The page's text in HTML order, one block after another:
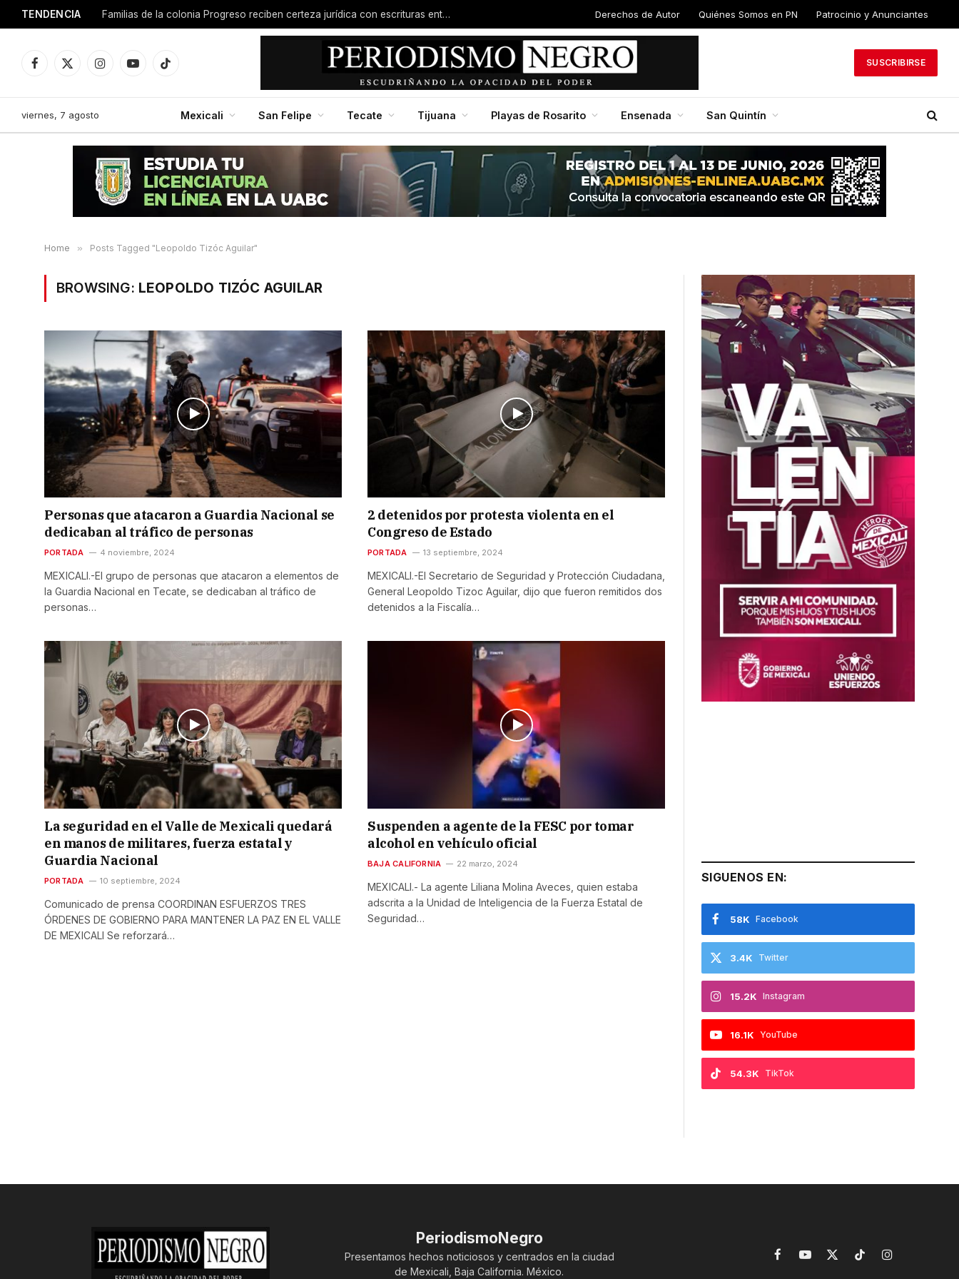
TENDENCIA Familias de la colonia Progreso reciben certeza jurídica con escrituras entregadas por Dip. Molina Derechos de Autor Quiénes Somos en PN Patrocinio y Anunciantes
Facebook
X
InstagramYouTubeTikTok
SUSCRIBIRSE
viernes, 7 agosto Mexicali San Felipe Tecate Tijuana Playas de Rosarito Ensenada San Quintín
Home » Posts Tagged "Leopoldo Tizóc Aguilar"
BROWSING: LEOPOLDO TIZÓC AGUILAR
Personas que atacaron a Guardia Nacional se
dedicaban al tráfico de personas
PORTADA 4 noviembre, 2024
MEXICALI.-El grupo de personas que atacaron a elementos de
la Guardia Nacional en Tecate, se dedicaban al tráfico de
personas…
2 detenidos por protesta violenta en el
Congreso de Estado
PORTADA 13 septiembre, 2024
MEXICALI.-El Secretario de Seguridad y Protección Ciudadana,
General Leopoldo Tizoc Aguilar, dijo que fueron remitidos dos
detenidos a la Fiscalía…
La seguridad en el Valle de Mexicali quedará
en manos de militares, fuerza estatal y
Guardia Nacional
PORTADA 10 septiembre, 2024
Comunicado de prensa COORDINAN ESFUERZOS TRES
ÓRDENES DE GOBIERNO PARA MANTENER LA PAZ EN EL VALLE
DE MEXICALI Se reforzará…
Suspenden a agente de la FESC por tomar
alcohol en vehículo oficial
BAJA CALIFORNIA 22 marzo, 2024
MEXICALI.- La agente Liliana Molina Aveces, quien estaba
adscrita a la Unidad de Inteligencia de la Fuerza Estatal de
Seguridad…
SIGUENOS EN:
Facebook
58K
Twitter
3.4K
Instagram
15.2K
YouTube
16.1K
TikTok
54.3K
PeriodismoNegro
Presentamos hechos noticiosos y centrados en la ciudad
de Mexicali, Baja California. México.
FacebookYouTube
X
TikTokInstagram